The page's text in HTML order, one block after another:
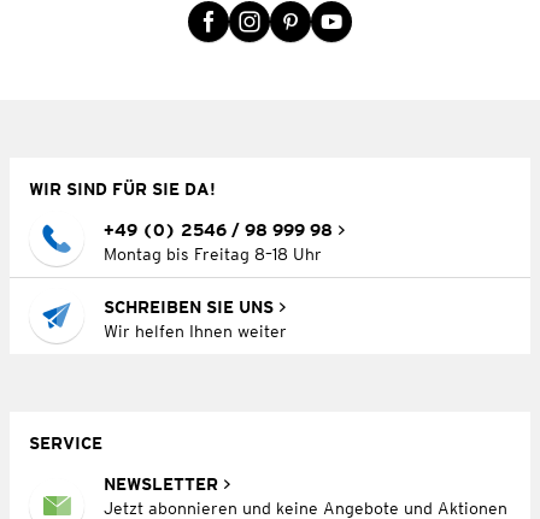
WIR SIND FÜR SIE DA!
+49 (0) 2546 / 98 999 98
Montag bis Freitag 8–18 Uhr
SCHREIBEN SIE UNS
Wir helfen Ihnen weiter
SERVICE
NEWSLETTER
Jetzt abonnieren und keine Angebote und Aktionen